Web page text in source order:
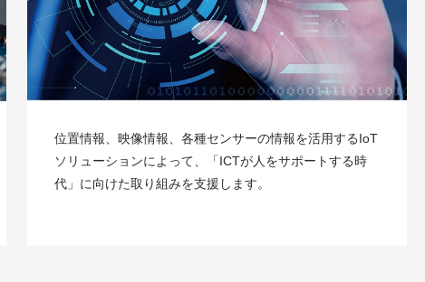
位置情報、映像情報、各種センサーの情報を活用するIoT
ソリューションによって、「ICTが人をサポートする時
代」に向けた取り組みを支援します。